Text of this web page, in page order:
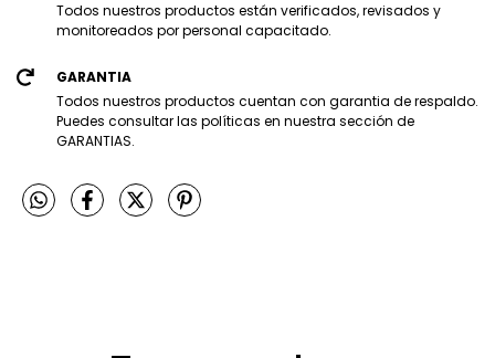
Todos nuestros productos están verificados, revisados y
monitoreados por personal capacitado.
GARANTIA
Todos nuestros productos cuentan con garantia de respaldo.
Puedes consultar las políticas en nuestra sección de
GARANTIAS.